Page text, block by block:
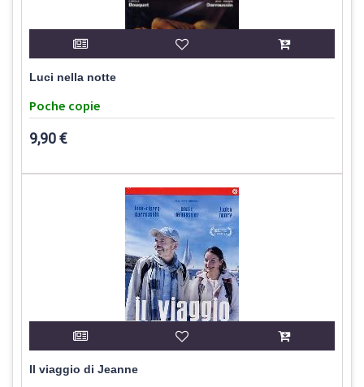
Luci nella notte
Poche copie
9,90 €
Il viaggio di Jeanne